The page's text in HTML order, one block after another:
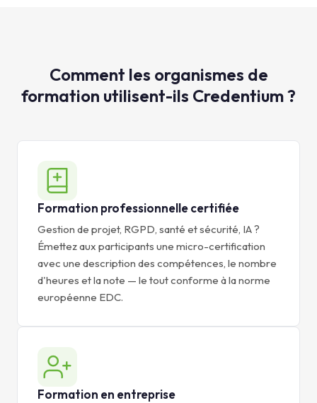
Comment les organismes de
formation utilisent-ils Credentium ?
Formation professionnelle certifiée
Gestion de projet, RGPD, santé et sécurité, IA ?
Émettez aux participants une micro-certification
avec une description des compétences, le nombre
d'heures et la note — le tout conforme à la norme
européenne EDC.
Formation en entreprise